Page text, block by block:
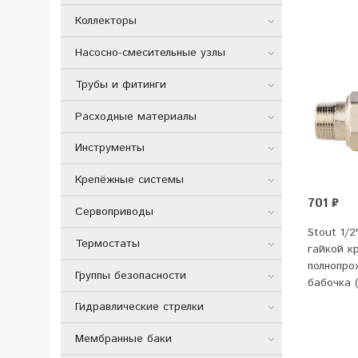
701 ₽
Stout 1/
гайкой
бабочка
Коллекторы
Насосно-смесительные узлы
Трубы и фитинги
Расходные материалы
Инструменты
Крепёжные системы
Сервоприводы
Термостаты
Группы безопасности
Гидравлические стрелки
Мембранные баки